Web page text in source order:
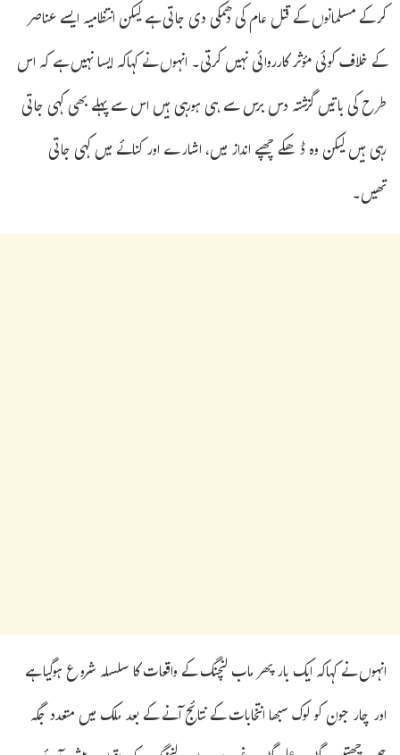
کرکے مسلمانوں کے قتل عام کی دھمکی دی جاتی ہے لیکن انتظامیہ ایسے عناصر
کے خلاف کوئی مؤثر کارروائی نہیں کرتی۔ انہوں نے کہاکہ ایسا نہیں ہے کہ اس
طرح کی باتیں گزشتہ دس برس سے ہی ہورہی ہیں اس سے پہلے بھی کہی جاتی
رہی ہیں لیکن وہ ڈھکے چھپے انداز میں، اشارے اور کنائے میں کہی جاتی
تھیں۔
انہوں نے کہاکہ ایک بار پھر ماب لنچنگ کے واقعات کا سلسلہ شروع ہوگیا ہے
اور چار جون کو لوک سبھا انتخابات کے نتائج آنے کے بعد ملک میں متعدد جگہ